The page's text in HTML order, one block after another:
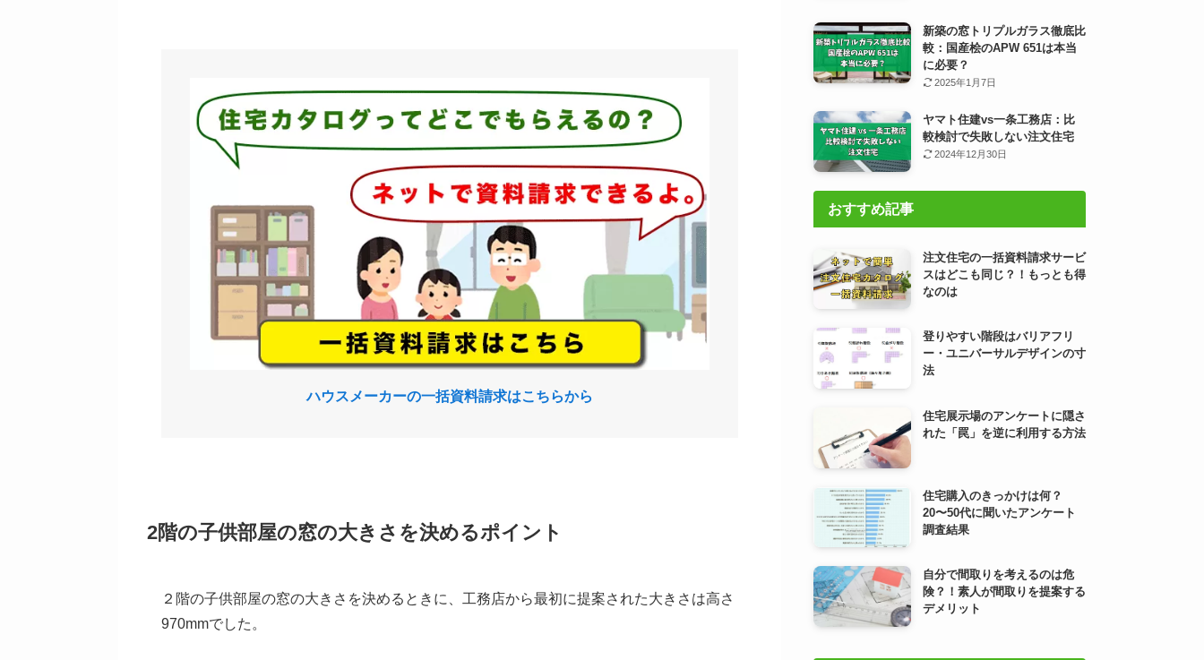
ハウスメーカーの一括資料請求はこちらから
2階の子供部屋の窓の大きさを決めるポイント
２階の子供部屋の窓の大きさを決めるときに、工務店から最初に提案された大きさは高さ
970mmでした。
新築の窓トリプルガラス徹底比
較：国産桧のAPW 651は本当
に必要？
2025年1月7日
ヤマト住建vs一条工務店：比
較検討で失敗しない注文住宅
2024年12月30日
おすすめ記事
注文住宅の一括資料請求サービ
スはどこも同じ？！もっとも得
なのは
登りやすい階段はバリアフリ
ー・ユニバーサルデザインの寸
法
住宅展示場のアンケートに隠さ
れた「罠」を逆に利用する方法
住宅購入のきっかけは何？
20〜50代に聞いたアンケート
調査結果
自分で間取りを考えるのは危
険？！素人が間取りを提案する
デメリット